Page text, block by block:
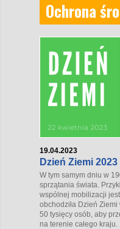
Ochrona
19.04.2023
Dzień Ziemi 2023
W tym samym dniu w
sprzątania świata.
wspólnej mobilizacji
obchodziła Dzień Ziemi
50 tysięcy osób, aby
na terenie całego kraju.